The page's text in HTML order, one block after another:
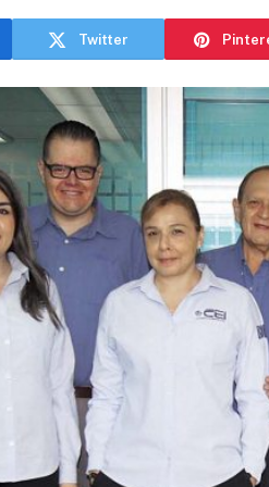
Twitter